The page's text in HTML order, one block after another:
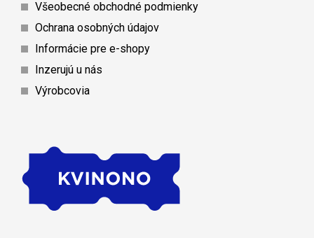
Všeobecné obchodné podmienky
Ochrana osobných údajov
Informácie pre e-shopy
Inzerujú u nás
Výrobcovia